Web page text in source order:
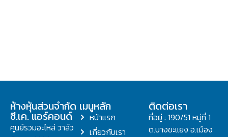
ห้างหุ้นส่วนจำกัด
ซี.เค. แอร์คอนด์
ศูนย์รวมอะไหล่ วาล์ว
เมนูหลัก
หน้าแรก
เกี่ยวกับเรา
ติดต่อเรา
ที่อยู่ : 190/51 หมู่ที่ 1
ต.บางขะแยง อ.เมือง